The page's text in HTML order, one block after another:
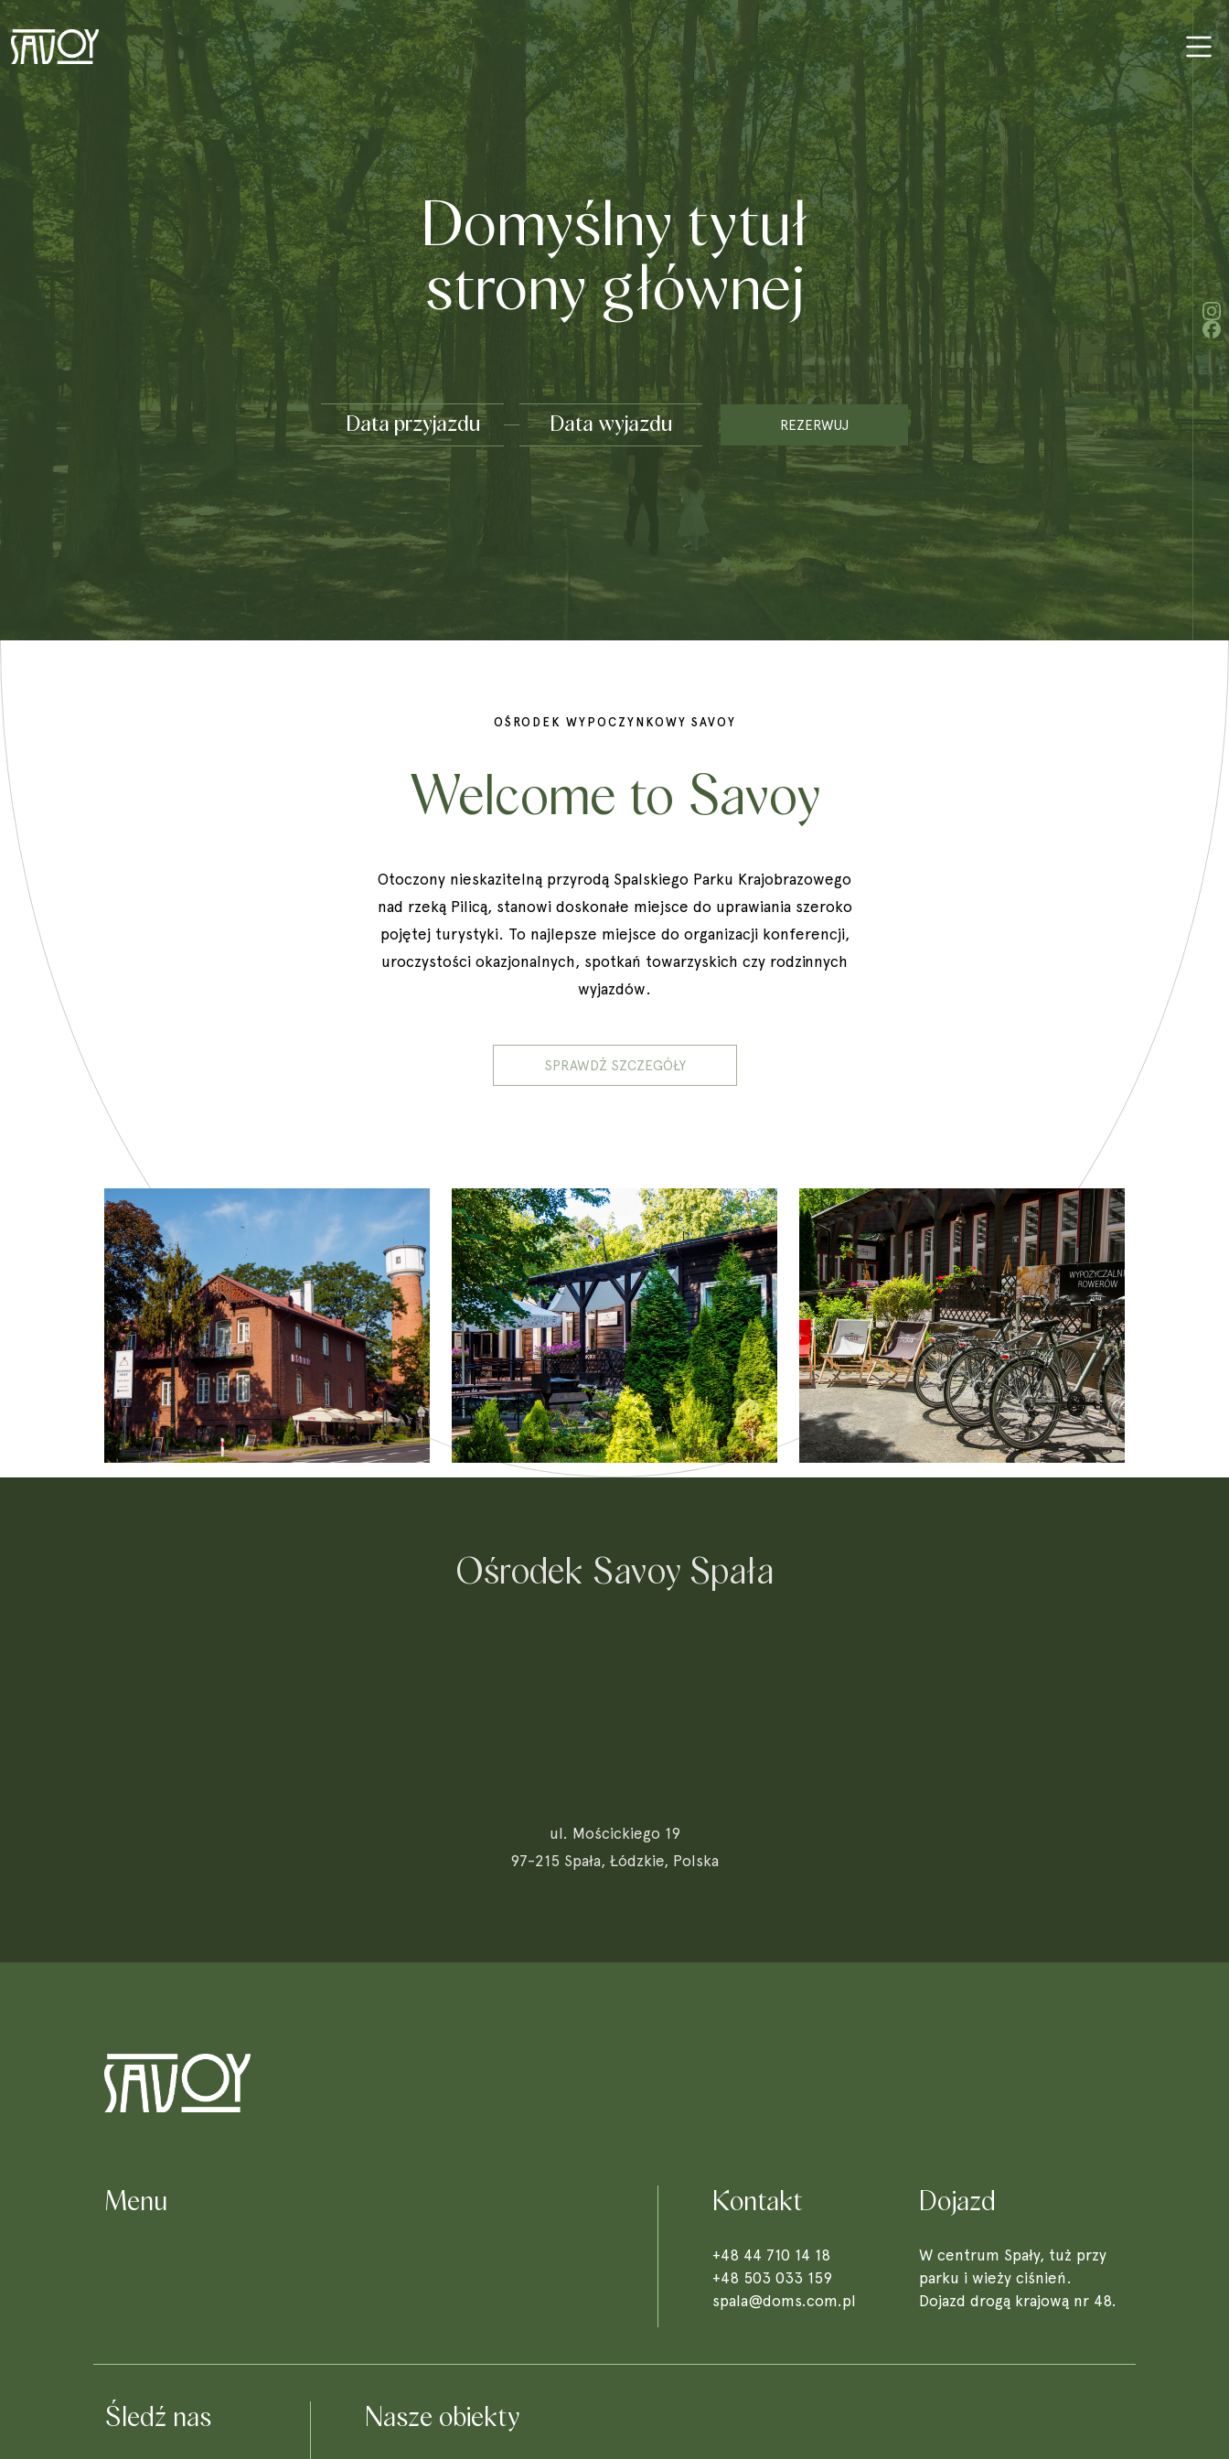
Domyślny tytuł
strony głównej
REZERWUJ
OŚRODEK WYPOCZYNKOWY SAVOY
Welcome to Savoy
Otoczony nieskazitelną przyrodą Spalskiego Parku Krajobrazowego
nad rzeką Pilicą, stanowi doskonałe miejsce do uprawiania szeroko
pojętej turystyki. To najlepsze miejsce do organizacji konferencji,
uroczystości okazjonalnych, spotkań towarzyskich czy rodzinnych
wyjazdów.
SPRAWDŹ SZCZEGÓŁY
Ośrodek Savoy Spała
ul. Mościckiego 19
97-215 Spała, Łódzkie, Polska
Menu Kontakt
+48 44 710 14 18
+48 503 033 159
spala@doms.com.pl
Dojazd
W centrum Spały, tuż przy
parku i wieży ciśnień.
Dojazd drogą krajową nr 48.
Śledź nas Nasze obiekty